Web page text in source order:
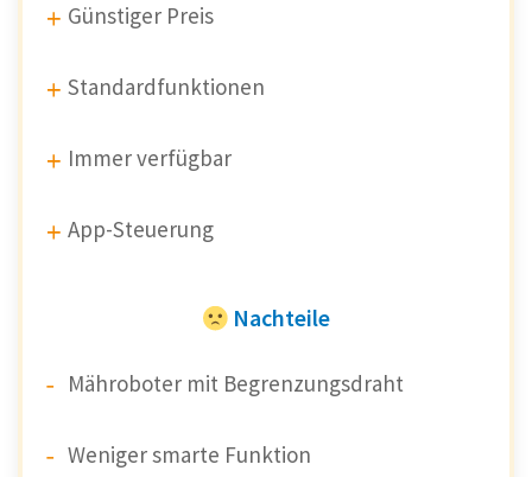
Günstiger Preis
Standardfunktionen
Immer verfügbar
App-Steuerung
Nachteile
Mähroboter mit Begrenzungsdraht
Weniger smarte Funktion